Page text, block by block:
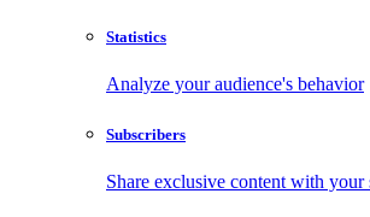
Statistics
Analyze your audience's behavior
Subscribers
Share exclusive content with your